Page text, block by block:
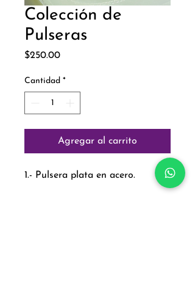
Colección de
Pulseras
$250.00Precio
Cantidad *
Agregar al carrito
1.- Pulsera plata en acero.